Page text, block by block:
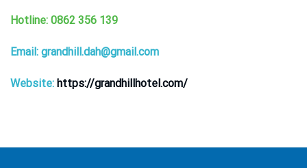
Hotline: 0862 356 139
Email: grandhill.dah@gmail.com
Website: https://grandhillhotel.com/